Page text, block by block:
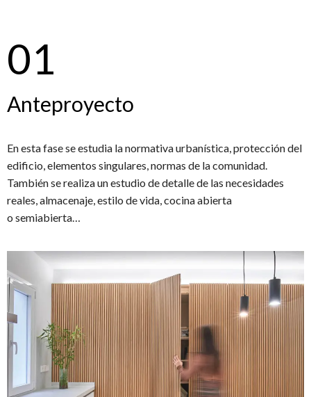
01
Anteproyecto
En esta fase se estudia la normativa urbanística, protección del
edificio, elementos singulares, normas de la comunidad.
También se realiza un estudio de detalle de las necesidades
reales, almacenaje, estilo de vida, cocina abierta
o semiabierta…